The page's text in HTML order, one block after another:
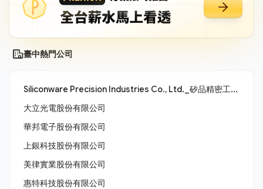
臺中熱門公司
Siliconware Precision Industries Co., Ltd._矽品精密工業股份有限公司
大立光電股份有限公司
華邦電子股份有限公司
上銀科技股份有限公司
美律實業股份有限公司
惠特科技股份有限公司